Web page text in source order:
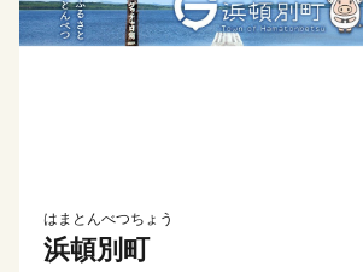
はまとんべつちょう
浜頓別町